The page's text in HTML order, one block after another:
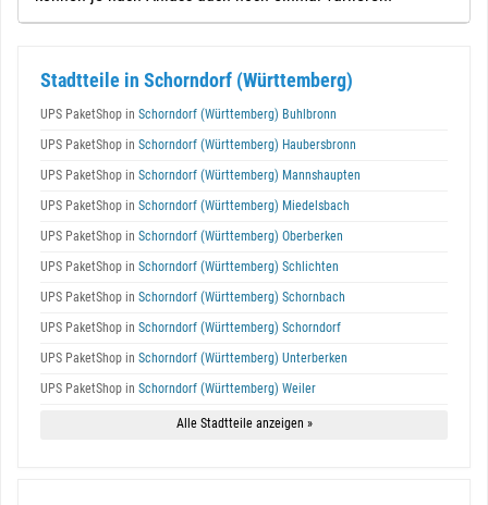
Stadtteile in Schorndorf (Württemberg)
UPS PaketShop in Schorndorf (Württemberg) Buhlbronn
UPS PaketShop in Schorndorf (Württemberg) Haubersbronn
UPS PaketShop in Schorndorf (Württemberg) Mannshaupten
UPS PaketShop in Schorndorf (Württemberg) Miedelsbach
UPS PaketShop in Schorndorf (Württemberg) Oberberken
UPS PaketShop in Schorndorf (Württemberg) Schlichten
UPS PaketShop in Schorndorf (Württemberg) Schornbach
UPS PaketShop in Schorndorf (Württemberg) Schorndorf
UPS PaketShop in Schorndorf (Württemberg) Unterberken
UPS PaketShop in Schorndorf (Württemberg) Weiler
Alle Stadtteile anzeigen »